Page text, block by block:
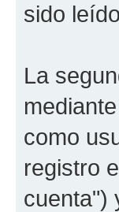
sido
La
como
registro
cuenta")